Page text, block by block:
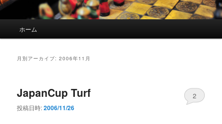
メインコンテンツへ移動
サブコンテンツへ移動
ホーム
月別アーカイブ:2006年11月
JapanCup Turf
投稿日時:2006/11/26
2